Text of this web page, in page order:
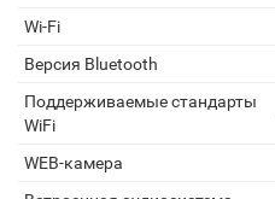
Wi-Fi
Версия Bluetooth
Поддерживаемые стандарты
WiFi
WEB-камера